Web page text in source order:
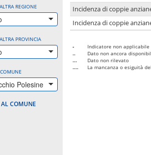
REGIONE
PROVINCIA
Polesine
COMUNE
Incidenza di coppie
Incidenza di coppie
-
Indicatore non
..
Dato non ancora
...
Dato non rilevato
....
La mancanza o esiguità